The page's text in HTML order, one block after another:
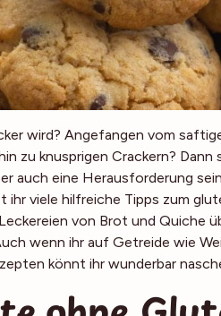
wird? Angefangen vom
zu knusprigen Crackern?
auch eine Herausforderung
ihr viele hilfreiche Tipps zum
von Brot und Quiche
wenn ihr auf Getreide wie
könnt ihr wunderbar